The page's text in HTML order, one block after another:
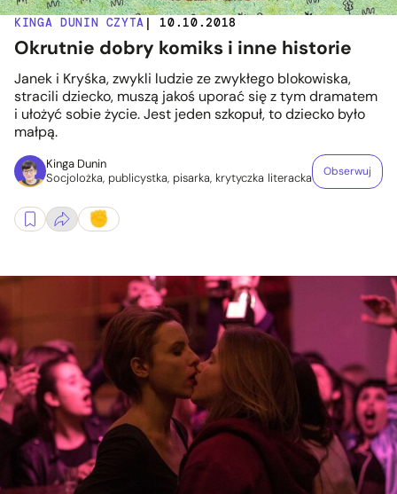
KINGA DUNIN CZYTA | 10.10.2018
Okrutnie dobry komiks i inne historie
Janek i Kryśka, zwykli ludzie ze zwykłego blokowiska,
stracili dziecko, muszą jakoś uporać się z tym dramatem
i ułożyć sobie życie. Jest jeden szkopuł, to dziecko było
małpą.
Kinga Dunin
Socjolożka, publicystka, pisarka, krytyczka literacka
Obserwuj